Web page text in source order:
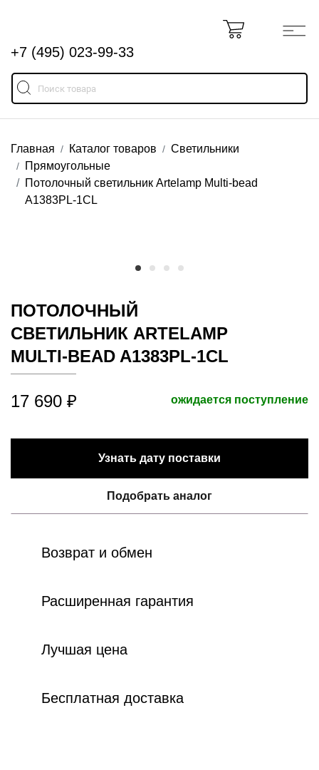
+7 (495) 023-99-33
Главная Каталог товаров
Светильники
Прямоугольные
Потолочный светильник Artelamp Multi-bead
A1383PL-1CL
ПОТОЛОЧНЫЙ
СВЕТИЛЬНИК ARTELAMP
MULTI-BEAD A1383PL-1CL
17 690 ₽ ожидается поступление
Узнать дату поставки
Подобрать аналог
Возврат и обмен
Расширенная гарантия
Лучшая цена
Бесплатная доставка